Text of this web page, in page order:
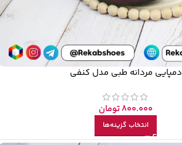
دمپایی مردانه طبی مدل کنفی
800.000تومان
انتخاب گزینه‌ها